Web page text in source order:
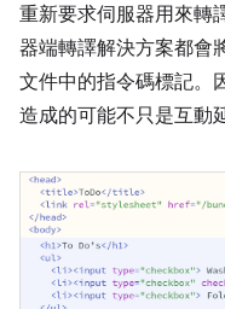
重新要求伺服器用來轉
器端轉譯解決方案都會
文件中的指令碼標記。
造成的可能不只是互動